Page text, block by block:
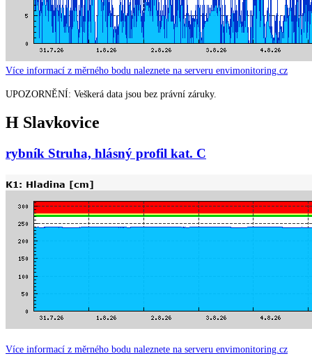
Více informací z měrného bodu naleznete na serveru envimonitoring.cz
UPOZORNĚNÍ: Veškerá data jsou bez právní záruky.
H Slavkovice
rybník Struha, hlásný profil kat. C
Více informací z měrného bodu naleznete na serveru envimonitoring.cz